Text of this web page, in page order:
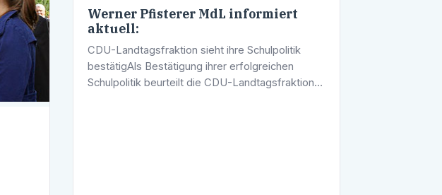
Werner Pfisterer MdL informiert
aktuell:
CDU-Landtagsfraktion sieht ihre Schulpolitik
bestätigAls Bestätigung ihrer erfolgreichen
Schulpolitik beurteilt die CDU-Landtagsfraktion